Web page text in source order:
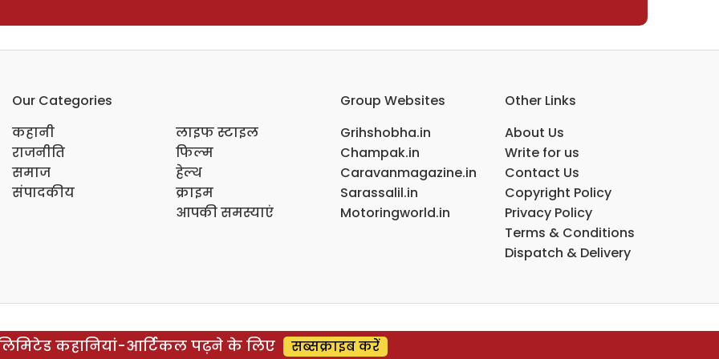
Our Categories
कहानी
राजनीति
समाज
संपादकीय
लाइफ स्टाइल
फिल्म
हेल्थ
क्राइम
आपकी समस्याएं
Group Websites
Grihshobha.in
Champak.in
Caravanmagazine.in
Sarassalil.in
Motoringworld.in
Other Links
About Us
Write for us
Contact Us
Copyright Policy
Privacy Policy
Terms & Conditions
Dispatch & Delivery
कहानियां-आर्टिकल पढ़ने के लिए सब्सक्राइब करें